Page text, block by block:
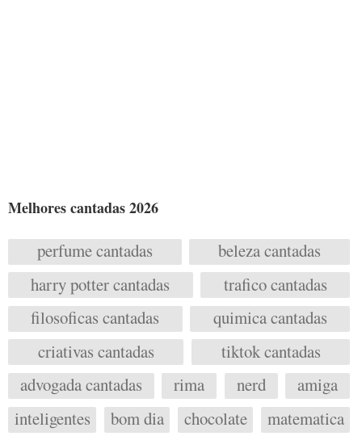
Melhores cantadas 2026
perfume cantadas
beleza cantadas
harry potter cantadas
trafico cantadas
filosoficas cantadas
quimica cantadas
criativas cantadas
tiktok cantadas
advogada cantadas
rima nerd
amiga
inteligentes
bom dia chocolate matematica